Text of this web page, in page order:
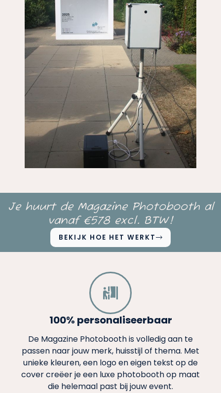
Je huurt de Magazine Photobooth al
vanaf €578 excl. BTW!
BEKIJK HOE HET WERKT
100% personaliseerbaar
De Magazine Photobooth is volledig aan te
passen naar jouw merk, huisstijl of thema. Met
unieke kleuren, een logo en eigen tekst op de
cover creëer je een luxe photobooth op maat
die helemaal past bij jouw event.